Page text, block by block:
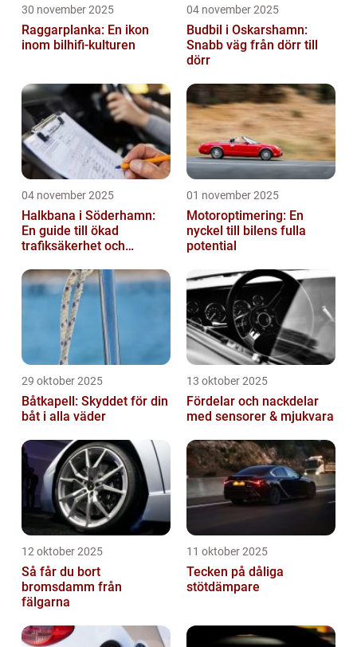
30 november 2025
Raggarplanka: En ikon
inom bilhifi-kulturen
04 november 2025
Budbil i Oskarshamn:
Snabb väg från dörr till
dörr
04 november 2025
Halkbana i Söderhamn:
En guide till ökad
trafiksäkerhet och
01 november 2025
Motoroptimering: En
nyckel till bilens fulla
potential
29 oktober 2025
Båtkapell: Skyddet för din
båt i alla väder
13 oktober 2025
Fördelar och nackdelar
med sensorer & mjukvara
12 oktober 2025
Så får du bort
bromsdamm från
fälgarna
11 oktober 2025
Tecken på dåliga
stötdämpare